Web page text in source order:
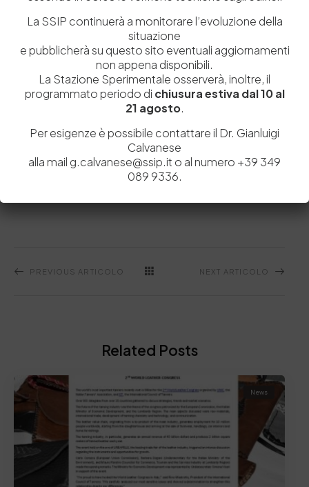
Concia LCA
PREVIOUS ARTICOLO NEXT ARTICOLO
Related Posts
News
La SSIP continuerà a monitorare l’evoluzione della
situazione
e pubblicherà su questo sito eventuali aggiornamenti
non appena disponibili.
La Stazione Sperimentale osserverà, inoltre, il
programmato periodo di chiusura estiva dal 10 al
21 agosto.
Per esigenze è possibile contattare il Dr. Gianluigi
Calvanese
alla mail g.calvanese@ssip.it o al numero +39 349
089 9336.